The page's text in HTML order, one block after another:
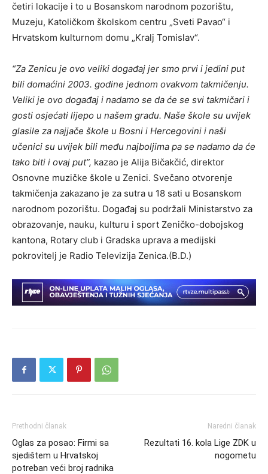
četiri lokacije i to u Bosanskom narodnom pozorištu,
Muzeju, Katoličkom školskom centru „Sveti Pavao“ i
Hrvatskom kulturnom domu „Kralj Tomislav“.
“Za Zenicu je ovo veliki događaj jer smo prvi i jedini put
bili domaćini 2003. godine jednom ovakvom takmičenju.
Veliki je ovo događaj i nadamo se da će se svi takmičari i
gosti osjećati lijepo u našem gradu. Naše škole su uvijek
glasile za najjače škole u Bosni i Hercegovini i naši
učenici su uvijek bili među najboljima pa se nadamo da će
tako biti i ovaj put”, kazao je Alija Bičakčić, direktor
Osnovne muzičke škole u Zenici. Svečano otvorenje
takmičenja zakazano je za sutra u 18 sati u Bosanskom
narodnom pozorištu. Događaj su podržali Ministarstvo za
obrazovanje, nauku, kulturu i sport Zeničko-dobojskog
kantona, Rotary club i Gradska uprava a medijski
pokrovitelj je Radio Televizija Zenica.(B.D.)
Prethodni članak
Oglas za posao: Firmi sa
sjedištem u Hrvatskoj
potreban veći broj radnika
Naredni članak
Rezultati 16. kola Lige ZDK u
nogometu